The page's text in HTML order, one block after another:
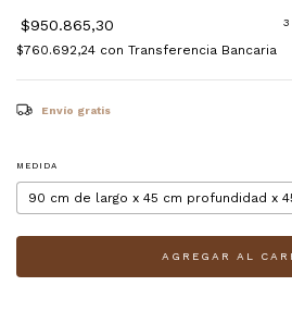
$950.865,30 3
$760.692,24 con Transferencia Bancaria
Envío gratis
MEDIDA